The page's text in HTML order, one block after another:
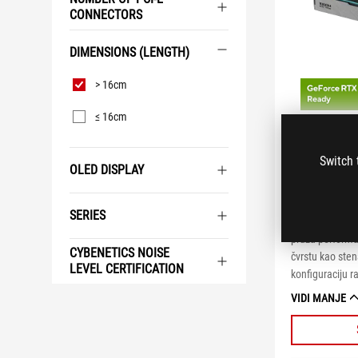
Switch
CONNECTORS
DIMENSIONS (LENGTH)
Dimensions
(length)> 16cm
≤ 16cm
OLED DISPLAY
SERIES
CYBENETICS NOISE
LEVEL CERTIFICATION
Uz GaN
inteligentni
pruža
čvrstu kao
konfiguraciju
VIDI MANJE